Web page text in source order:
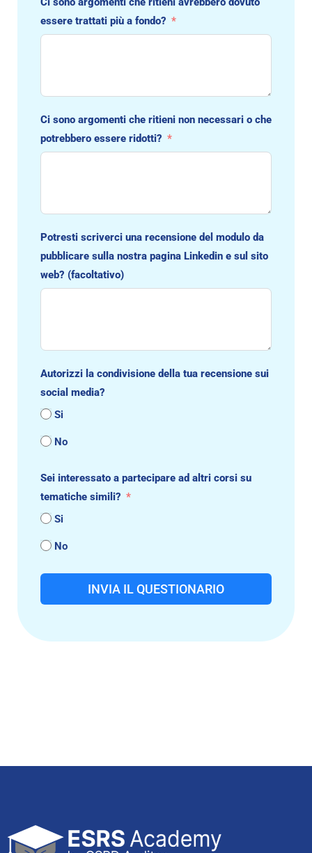
essere trattati più a fondo?
Ci sono argomenti che ritieni non necessari o che
potrebbero essere ridotti?
Potresti scriverci una recensione del modulo da
pubblicare sulla nostra pagina Linkedin e sul sito
web? (facoltativo)
Autorizzi la condivisione della tua recensione sui
social media?
Si
No
Sei interessato a partecipare ad altri corsi su
tematiche simili?
Si
No
INVIA IL QUESTIONARIO